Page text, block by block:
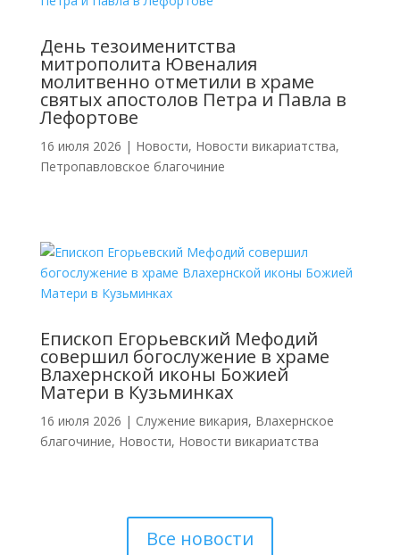
День тезоименитства
митрополита Ювеналия
молитвенно отметили в храме
святых апостолов Петра и Павла в
Лефортове
16 июля 2026 | Новости, Новости викариатства,
Петропавловское благочиние
Епископ Егорьевский Мефодий
совершил богослужение в храме
Влахернской иконы Божией
Матери в Кузьминках
16 июля 2026 | Cлужение викария, Влахернское
благочиние, Новости, Новости викариатства
Все новости